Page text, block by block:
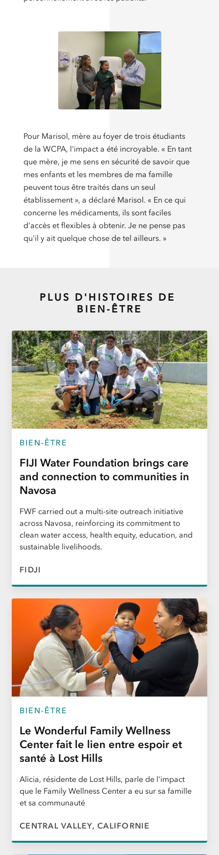
Pour Marisol, mère au foyer de trois étudiants
de la WCPA, l'impact a été incroyable. « En tant
que mère, je me sens en sécurité de savoir que
mes enfants et les membres de ma famille
peuvent tous être traités dans un seul
établissement », a déclaré Marisol. « En ce qui
concerne les médicaments, ils sont faciles
d'accès et flexibles à obtenir. Je ne pense pas
qu'il y ait quelque chose de tel ailleurs. »
PLUS D'HISTOIRES DE
BIEN-ÊTRE
BIEN-ÊTRE
FIJI Water Foundation brings care
and connection to communities in
Navosa
FWF carried out a multi-site outreach initiative
across Navosa, reinforcing its commitment to
clean water access, health equity, education, and
sustainable livelihoods.
FIDJI
BIEN-ÊTRE
Le Wonderful Family Wellness
Center fait le lien entre espoir et
santé à Lost Hills
Alicia, résidente de Lost Hills, parle de l'impact
que le Family Wellness Center a eu sur sa famille
et sa communauté
CENTRAL VALLEY, CALIFORNIE